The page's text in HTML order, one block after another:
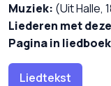
Muziek: (Uit Halle,
Liederen met
Pagina in
Liedtekst